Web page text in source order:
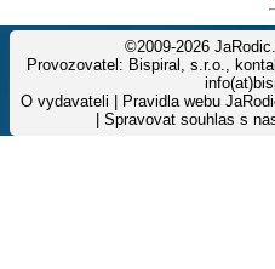
©2009-2026
Provozovatel: Bispiral, s.r.o.,
O vydavateli
Pravidla webu
Spravovat souhlas s